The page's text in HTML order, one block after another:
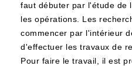
faut débuter par l'étude de
les opérations. Les
commencer par l'intérieur
d'effectuer les travaux de
Pour faire le travail, il est